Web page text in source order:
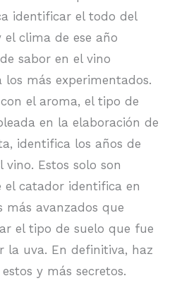
identificar el todo del
clima de ese año
sabor en el vino
más experimentados.
el aroma, el tipo de
en la elaboración de
identifica los años de
Estos solo son
el catador identifica en
más avanzados que
el tipo de suelo que fue
la uva. En definitiva, haz
y más secretos.